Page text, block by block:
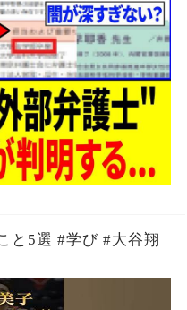
と5選 #学び #大谷翔